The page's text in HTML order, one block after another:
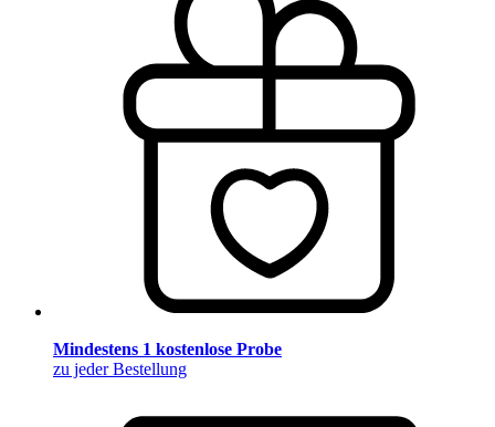
Mindestens 1 kostenlose Probe
zu jeder Bestellung